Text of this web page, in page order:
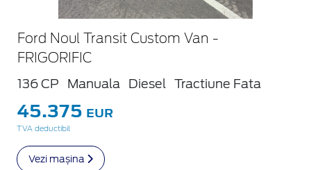
Ford Noul Transit Custom Van -
FRIGORIFIC
136 CP Manuala Diesel Tractiune Fata
45.375 EUR
TVA deductibil
Vezi mașina